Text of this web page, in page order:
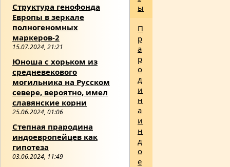
Структура генофонда
Европы в зеркале
полногеномных
маркеров-2
15.07.2024, 21:21
Юноша с хорьком из
средневекового
могильника на Русском
севере, вероятно, имел
славянские корни
25.06.2024, 01:06
Степная прародина
индоевропейцев как
гипотеза
03.06.2024, 11:49
ы
П
р
а
р
о
д
и
н
а
и
н
д
о
е